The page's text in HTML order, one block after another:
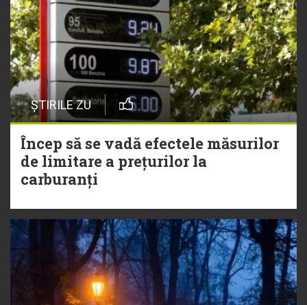
ȘTIRILE ZU
Încep să se vadă efectele măsurilor
de limitare a prețurilor la
carburanți